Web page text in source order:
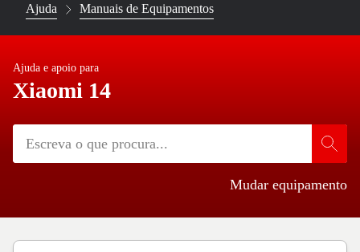
Ajuda Manuais de Equipamentos
Ajuda e apoio para
Xiaomi 14
Mudar equipamento